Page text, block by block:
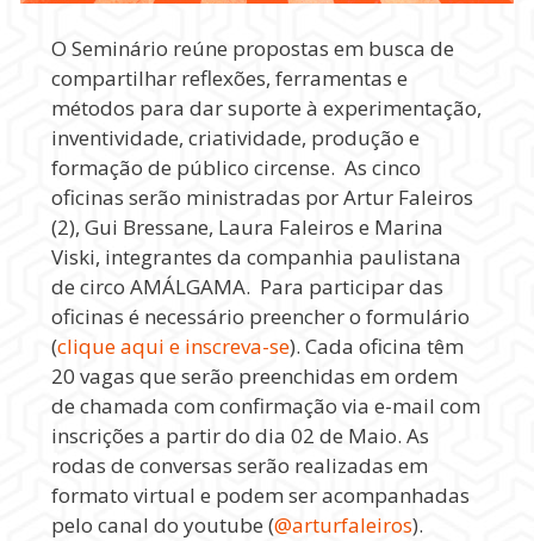
O Seminário reúne propostas em busca de
compartilhar reflexões, ferramentas e
métodos para dar suporte à experimentação,
inventividade, criatividade, produção e
formação de público circense. As cinco
oficinas serão ministradas por Artur Faleiros
(2), Gui Bressane, Laura Faleiros e Marina
Viski, integrantes da companhia paulistana
de circo AMÁLGAMA. Para participar das
oficinas é necessário preencher o formulário
(clique aqui e inscreva-se). Cada oficina têm
20 vagas que serão preenchidas em ordem
de chamada com confirmação via e-mail com
inscrições a partir do dia 02 de Maio. As
rodas de conversas serão realizadas em
formato virtual e podem ser acompanhadas
pelo canal do youtube (@arturfaleiros).